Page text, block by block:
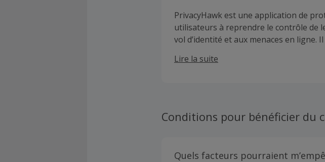
PrivacyHawk est une application de
utilisateurs à reprendre le contrôle de
vol d’identité et aux menaces en
bases de données d’entreprise, et
Lire la suite
Conditions pour bénéficier du
Quels facteurs pourraient